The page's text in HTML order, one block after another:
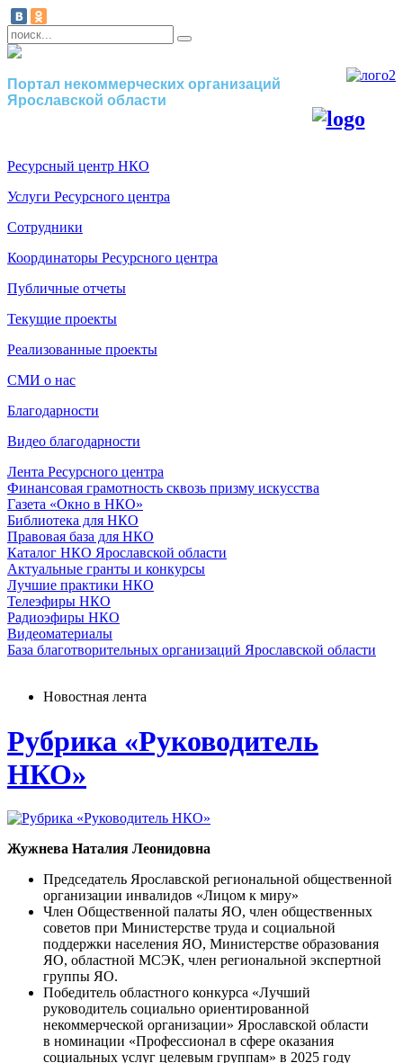
Портал некоммерческих организаций
Ярославской области
Ресурсный центр НКО
Услуги Ресурсного центра
Сотрудники
Координаторы Ресурсного центра
Публичные отчеты
Текущие проекты
Реализованные проекты
СМИ о нас
Благодарности
Видео благодарности
Лента Ресурсного центра
Финансовая грамотность сквозь призму искусства
Газета «Окно в НКО»
Библиотека для НКО
Правовая база для НКО
Каталог НКО Ярославской области
Актуальные гранты и конкурсы
Лучшие практики НКО
Телеэфиры НКО
Радиоэфиры НКО
Видеоматериалы
База благотворительных организаций Ярославской области
Новостная лента
Рубрика «Руководитель
НКО»
Жужнева Наталия Леонидовна
Председатель Ярославской региональной общественной
организации инвалидов «Лицом к миру»
Член Общественной палаты ЯО, член общественных
советов при Министерстве труда и социальной
поддержки населения ЯО, Министерстве образования
ЯО, областной МСЭК, член региональной экспертной
группы ЯО.
Победитель областного конкурса «Лучший
руководитель социально ориентированной
некоммерческой организации» Ярославской области
в номинации «Профессионал в сфере оказания
социальных услуг целевым группам» в 2025 году